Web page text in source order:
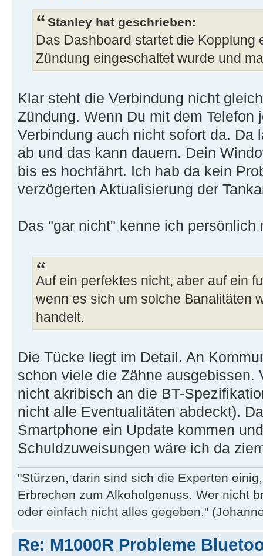
Stanley hat geschrieben:
Das Dashboard startet die Kopplung
Zündung eingeschaltet wurde und
Klar steht die Verbindung nicht
Zündung. Wenn Du mit dem Telefon
Verbindung auch nicht sofort da. Da
ab und das kann dauern. Dein
bis es hochfährt. Ich hab da kein
verzögerten Aktualisierung der
Das "gar nicht" kenne ich persönlich
Auf ein perfektes nicht, aber auf ein
wenn es sich um solche Banalitäten
handelt.
Die Tücke liegt im Detail. An
schon viele die Zähne ausgebissen.
nicht akribisch an die BT-
nicht alle Eventualitäten abdeckt).
Smartphone ein Update kommen
Schuldzuweisungen wäre ich da
"Stürzen, darin sind sich die Experten
Erbrechen zum Alkoholgenuss. Wer nicht
oder einfach nicht alles gegeben."
Re: M1000R Probleme